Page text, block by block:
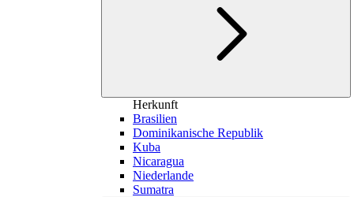
Herkunft
Brasilien
Dominikanische Republik
Kuba
Nicaragua
Niederlande
Sumatra